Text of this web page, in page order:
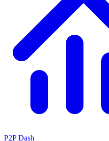
P2P Dash